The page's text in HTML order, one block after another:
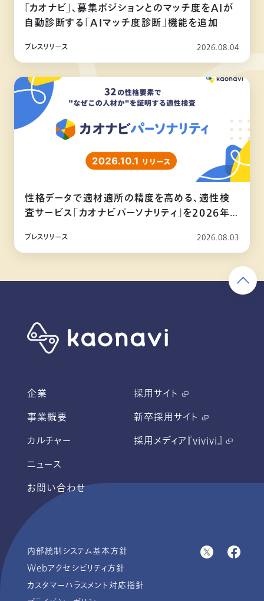
「カオナビ」、募集ポジションとのマッチ度をAIが
自動診断する「AIマッチ度診断」機能を追加
プレスリリース 2026.08.04
性格データで適材適所の精度を高める、適性検
査サービス「カオナビパーソナリティ」を2026年
プレスリリース 2026.08.03
企業
事業概要
カルチャー
ニュース
お問い合わせ
採用サイト
新卒採用サイト
採用メディア『vivivi』
内部統制システム基本方針
Webアクセシビリティ方針
カスタマーハラスメント対応指針